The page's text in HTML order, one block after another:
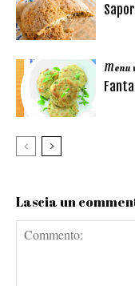
Menu
Lascia un